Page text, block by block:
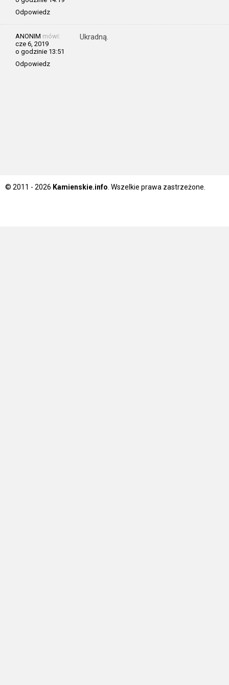
Odpowiedz
ANONIM mówi:
cze 6, 2019
o godzinie 13:51
Odpowiedz
Ukradną.
© 2011 - 2026 Kamienskie.info . Wszelkie prawa zastrzeżone.